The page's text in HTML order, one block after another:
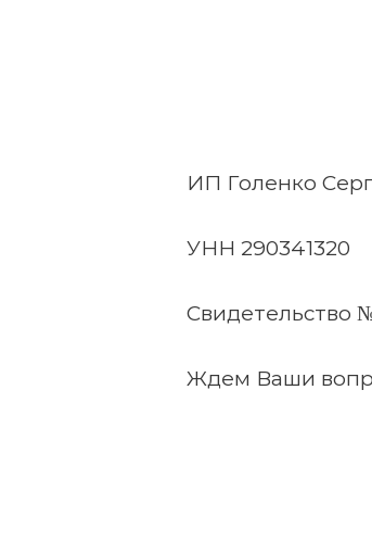
ИП Голенко
УНН 290341320
Свидетельство
Ждем Ваши